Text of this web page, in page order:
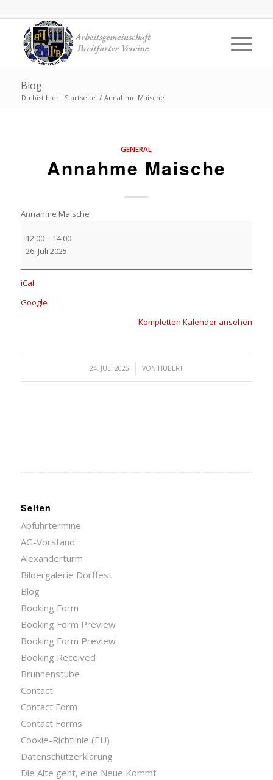
Blog
Du bist hier: Startseite / Annahme Maische
GENERAL
Annahme Maische
Annahme Maische
12:00– 14:00
26. Juli 2025
iCal
Google
Kompletten Kalender ansehen
24. JULI 2025
/ VON HUBERT
Seiten
Abfuhrtermine
AG-Vorstand
Alexanderturm
Bildergalerie Dorffest
Blog
Booking Form
Booking Form Preview
Booking Form Preview
Booking Received
Brunnenstube
Contact
Contact Form
Contact Forms
Cookie-Richtlinie (EU)
Datenschutzerklärung
Die Alte geht, eine Neue Kommt